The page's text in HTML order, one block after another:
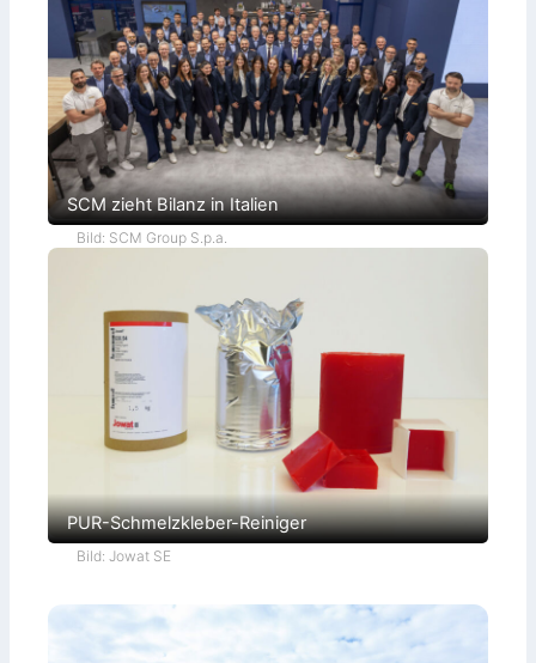
SCM zieht Bilanz in Italien
Bild: SCM Group S.p.a.
PUR-Schmelzkleber-Reiniger
Bild: Jowat SE